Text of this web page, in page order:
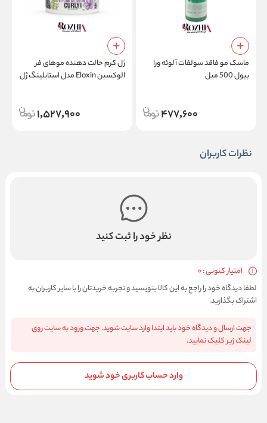
ماسک مو فاقد سولفات آلوئه ورا
بیول 500 میل
477,600
ژل کرم حالت دهنده موهای فر
الوکسین Eloxin مدل استایلینگ ژل
1,527,900
نظرات کاربران
نظر خود را ثبت کنید
امتیاز کنونی : 0
لطفا دیدگاه خود را راجع به این کالا بنویسید و تجربه خریدتان را با سایر کاربران به
اشتراک بگذارید.
جهت ارسال و دیدگاه خود باید ابتدا وارد سایت شوید. جهت ورود به سایت روی
لینک زیر کلیک نمایید.
وارد حساب کاربری خود شوید